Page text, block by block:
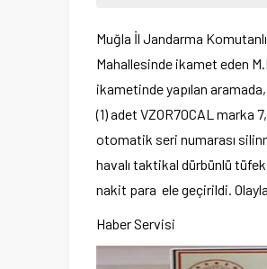
Muğla İl Jandarma
Mahallesinde ikamet eden
ikametinde yapılan
(1) adet VZOR70CAL marka
otomatik seri numarası
havalı taktikal dürbünlü tüfek,
nakit para ele geçirildi. Olayla
Haber Servisi